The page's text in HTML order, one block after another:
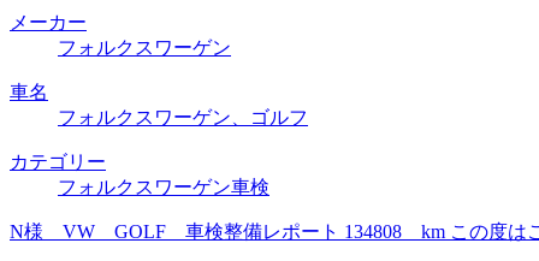
メーカー
フォルクスワーゲン
車名
フォルクスワーゲン、ゴルフ
カテゴリー
フォルクスワーゲン車検
N様 VW GOLF 車検整備レポート 134808 km この度はご